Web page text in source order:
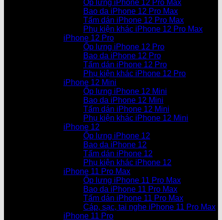
Ốp lưng iPhone 12 Pro Max
Bao da iPhone 12 Pro Max
Tấm dán iPhone 12 Pro Max
Phụ kiện khác iPhone 12 Pro Max
iPhone 12 Pro
Ốp lưng iPhone 12 Pro
Bao da iPhone 12 Pro
Tấm dán iPhone 12 Pro
Phụ kiện khác iPhone 12 Pro
iPhone 12 Mini
Ốp lưng iPhone 12 Mini
Bao da iPhone 12 Mini
Tấm dán iPhone 12 Mini
Phụ kiện khác iPhone 12 Mini
iPhone 12
Ốp lưng iPhone 12
Bao da iPhone 12
Tấm dán iPhone 12
Phụ kiện khác iPhone 12
iPhone 11 Pro Max
Ốp lưng iPhone 11 Pro Max
Bao da iPhone 11 Pro Max
Tấm dán iPhone 11 Pro Max
Cáp, sạc, tai nghe iPhone 11 Pro Max
iPhone 11 Pro